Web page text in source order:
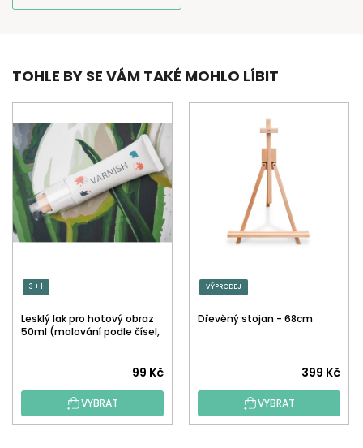
TOHLE BY SE VÁM TAKÉ MOHLO LÍBIT
3 + 1
Lesklý lak pro hotový obraz
50ml (malování podle čísel,
hodnocení
produktu
je
99 Kč
VYBRAT
VÝPRODEJ
Dřevěný stojan - 68cm
399 Kč
VYBRAT